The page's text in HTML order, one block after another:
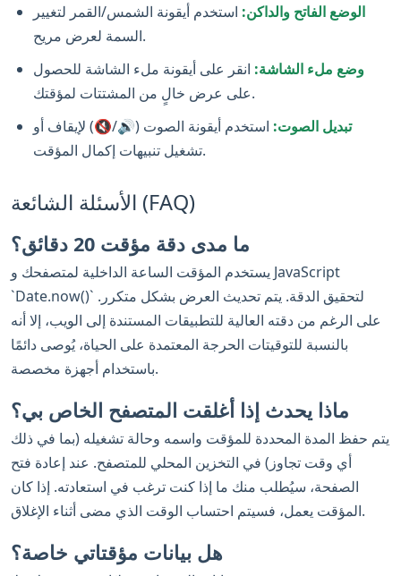
الوضع الفاتح والداكن: استخدم أيقونة الشمس/القمر لتغيير
السمة لعرض مريح.
وضع ملء الشاشة: انقر على أيقونة ملء الشاشة للحصول
على عرض خالٍ من المشتتات لمؤقتك.‎
تبديل الصوت: استخدم أيقونة الصوت (🔊/🔇) لإيقاف أو
تشغيل تنبيهات إكمال المؤقت.
الأسئلة الشائعة (FAQ)
ما مدى دقة مؤقت 20 دقائق؟
يستخدم المؤقت الساعة الداخلية لمتصفحك و JavaScript
`Date.now()` لتحقيق الدقة. يتم تحديث العرض بشكل متكرر.
على الرغم من دقته العالية للتطبيقات المستندة إلى الويب، إلا أنه
بالنسبة للتوقيتات الحرجة المعتمدة على الحياة، يُوصى دائمًا
باستخدام أجهزة مخصصة.‎
ماذا يحدث إذا أغلقت المتصفح الخاص بي؟
يتم حفظ المدة المحددة للمؤقت واسمه وحالة تشغيله (بما في ذلك
أي وقت تجاوز) في التخزين المحلي للمتصفح. عند إعادة فتح
الصفحة، سيُطلب منك ما إذا كنت ترغب في استعادته. إذا كان
المؤقت يعمل، فسيتم احتساب الوقت الذي مضى أثناء الإغلاق.
هل بيانات مؤقتاتي خاصة؟